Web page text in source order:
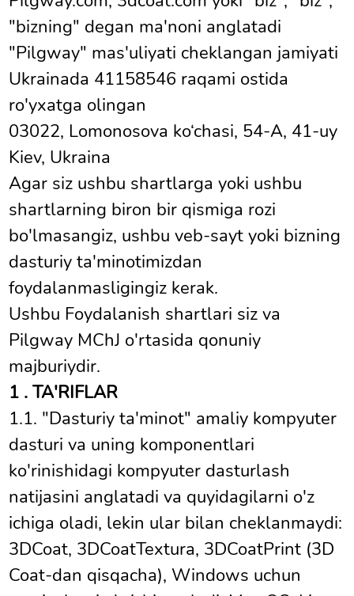
"bizning" degan ma'noni anglatadi
"Pilgway" mas'uliyati cheklangan jamiyati
Ukrainada 41158546 raqami ostida
ro'yxatga olingan
03022, Lomonosova ko‘chasi, 54-A, 41-uy
Kiev, Ukraina
Agar siz ushbu shartlarga yoki ushbu
shartlarning biron bir qismiga rozi
bo'lmasangiz, ushbu veb-sayt yoki bizning
dasturiy ta'minotimizdan
foydalanmasligingiz kerak.
Ushbu Foydalanish shartlari siz va
Pilgway MChJ o'rtasida qonuniy
majburiydir.
1 . TA'RIFLAR
1.1. "Dasturiy ta'minot" amaliy kompyuter
dasturi va uning komponentlari
ko'rinishidagi kompyuter dasturlash
natijasini anglatadi va quyidagilarni o'z
ichiga oladi, lekin ular bilan cheklanmaydi:
3DCoat, 3DCoatTextura, 3DCoatPrint (3D
Coat-dan qisqacha), Windows uchun